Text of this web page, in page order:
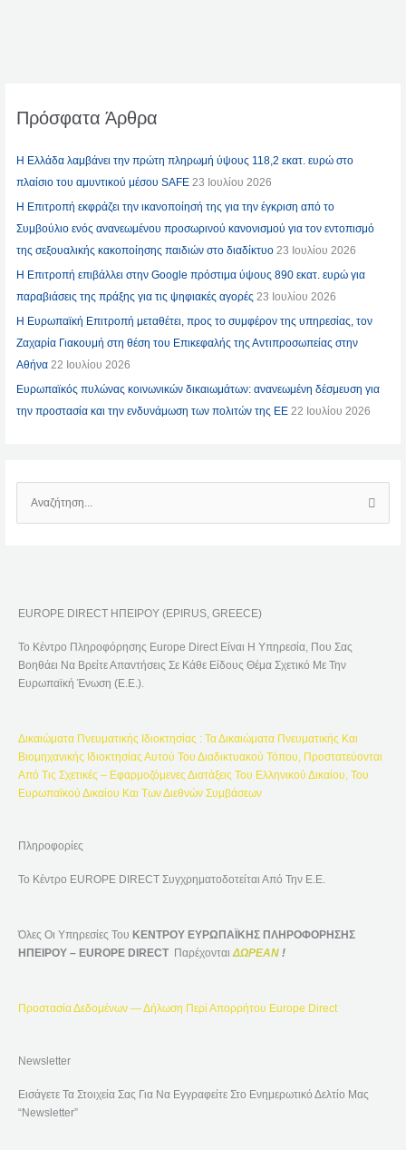
Πρόσφατα Άρθρα
Η Ελλάδα λαμβάνει την πρώτη πληρωμή ύψους 118,2 εκατ. ευρώ στο
πλαίσιο του αμυντικού μέσου SAFE 23 Ιουλίου 2026
Η Επιτροπή εκφράζει την ικανοποίησή της για την έγκριση από το
Συμβούλιο ενός ανανεωμένου προσωρινού κανονισμού για τον εντοπισμό
της σεξουαλικής κακοποίησης παιδιών στο διαδίκτυο 23 Ιουλίου 2026
Η Επιτροπή επιβάλλει στην Google πρόστιμα ύψους 890 εκατ. ευρώ για
παραβιάσεις της πράξης για τις ψηφιακές αγορές 23 Ιουλίου 2026
Η Ευρωπαϊκή Επιτροπή μεταθέτει, προς το συμφέρον της υπηρεσίας, τον
Ζαχαρία Γιακουμή στη θέση του Επικεφαλής της Αντιπροσωπείας στην
Αθήνα 22 Ιουλίου 2026
Ευρωπαϊκός πυλώνας κοινωνικών δικαιωμάτων: ανανεωμένη δέσμευση για
την προστασία και την ενδυνάμωση των πολιτών της ΕΕ 22 Ιουλίου 2026
Τ
Σ
Η
Α
EUROPE DIRECT ΗΠΕΙΡΟΥ (EPIRUS, GREECE)
Το Κέντρο Πληροφόρησης Europe Direct Είναι Η Υπηρεσία, Που Σας
Βοηθάει Να Βρείτε Απαντήσεις Σε Κάθε Είδους Θέμα Σχετικό Με Την
Ευρωπαϊκή Ένωση (Ε.Ε.).
Δικαιώματα Πνευματικής Ιδιοκτησίας : Τα Δικαιώματα Πνευματικής Και
Βιομηχανικής Ιδιοκτησίας Αυτού Του Διαδικτυακού Τόπου, Προστατεύονται
Από Τις Σχετικές – Εφαρμοζόμενες Διατάξεις Του Ελληνικού Δικαίου, Του
Ευρωπαϊκού Δικαίου Και Των Διεθνών Συμβάσεων
Πληροφορίες
Το Κέντρο EUROPE DIRECT Συγχρηματοδοτείται Από Την Ε.Ε.
Όλες Οι Υπηρεσίες Του ΚΕΝΤΡΟΥ ΕΥΡΩΠΑΪΚΗΣ ΠΛΗΡΟΦΟΡΗΣΗΣ
ΗΠΕΙΡΟΥ – EUROPE DIRECT Παρέχονται ΔΩΡΕΑΝ !
Προστασία Δεδομένων — Δήλωση Περί Απορρήτου Europe Direct
Newsletter
Εισάγετε Τα Στοιχεία Σας Για Να Εγγραφείτε Στο Ενημερωτικό Δελτίο Μας
“Newsletter”